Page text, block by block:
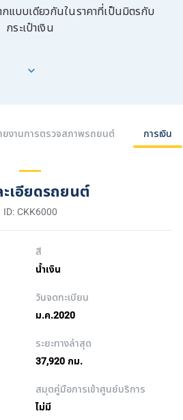
แบบเดียวกันในราคาที่เป็นมิตรกับ
กระเป๋าเงิน
ยงานการตรวจสภาพรถยนต์ การเงิน
เอียดรถยนต์
ID: CKK6000
สี
น้ำเงิน
วันจดทะเบียน
ม.ค.2020
ระยะทางล่าสุด
37,920 กม.
สมุดคู่มือการเข้าศูนย์บริการ
ไม่มี